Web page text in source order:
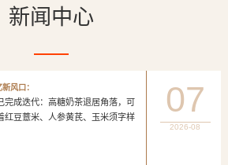
新闻中心
风口：
成迭代：高糖奶茶退居角落，可
红豆薏米、人参黄芪、玉米须字样
07
2026-08